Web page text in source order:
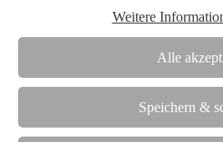
Weitere
Alle
Speichern &
Wir unterstützen die Interessen der
Zusammenarbeit mit Wissenschaft
Die Holzforschung Austria ist
Team